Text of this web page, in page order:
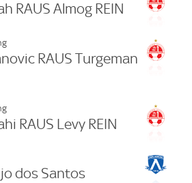
RAUS Almog REIN
RAUS Turgeman
RAUS Levy REIN
dos Santos